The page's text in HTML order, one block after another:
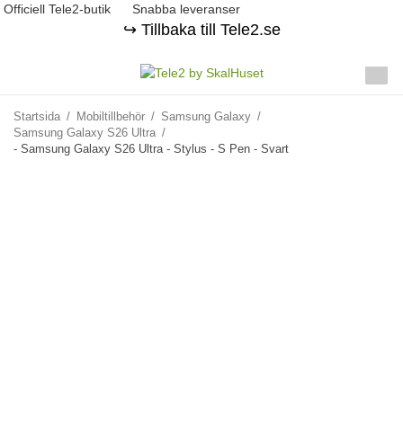
Officiell Tele2-butik Snabba leveranser
↪️ Tillbaka till Tele2.se
Startsida / Mobiltillbehör / Samsung Galaxy /
Samsung Galaxy S26 Ultra /
- Samsung Galaxy S26 Ultra - Stylus - S Pen - Svart